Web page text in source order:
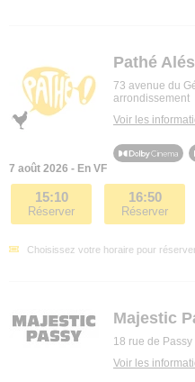
Pathé
73 avenue du
arrondissement
Voir les
7 août 2026 - En VF
15:10
Réserver
16:50
Réserver
Choisissez votre horaire pour
Majestic
18 rue de
Voir les